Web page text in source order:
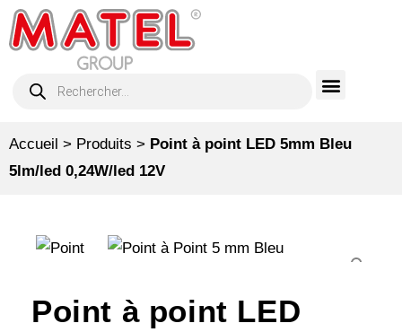
Accueil > Produits > Point à point LED 5mm Bleu
5lm/led 0,24W/led 12V
Point à point LED